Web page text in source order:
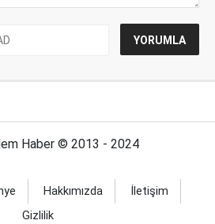
Haber © 2013 - 2024
Hakkımızda
İletişim
Gizlilik